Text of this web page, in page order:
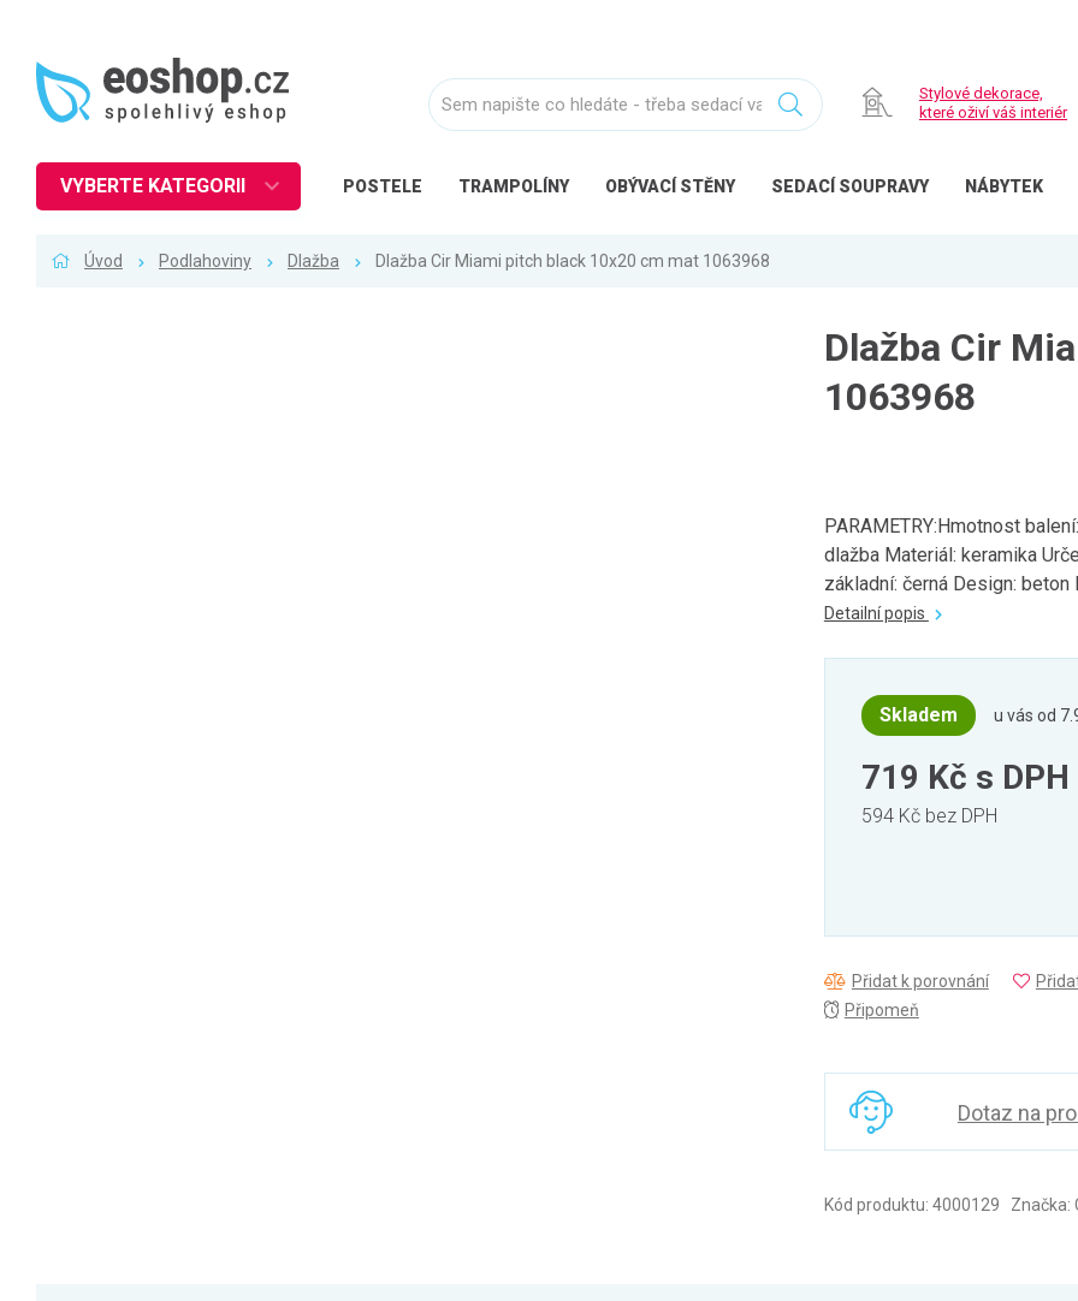
Stylové dekorace,
které oživí váš interiér
POSTELE TRAMPOLÍNY OBÝVACÍ STĚNY SEDACÍ SOUPRAVY NÁBYTEK
VYBERTE KATEGORII
Úvod Podlahoviny Dlažba Dlažba Cir Miami pitch black 10x20 cm mat 1063968
Dlažba Cir
1063968
PARAMETRY:Hmotnost
dlažba Materiál: keramika
základní: černá Design: beton
Detailní popis
Skladem u vás od
719 Kč s DPH
594 Kč bez DPH
Přidat k porovnání
Připomeň
Dotaz na
Kód produktu: 4000129 Značka: